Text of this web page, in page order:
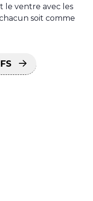
le ventre avec les
soit comme